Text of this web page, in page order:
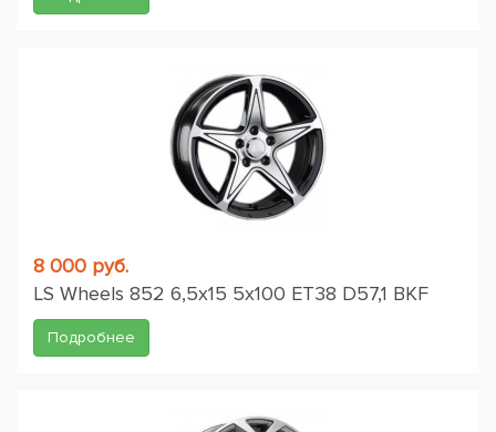
8 000 руб.
LS Wheels 852 6,5x15 5x100 ET38 D57,1 BKF
Подробнее